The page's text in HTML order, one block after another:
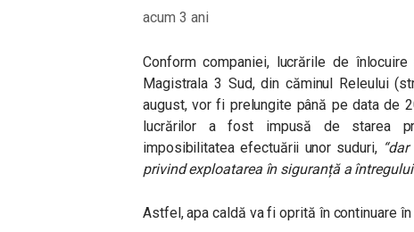
acum 3 ani
Conform companiei, lucrările de
Magistrala 3 Sud, din căminul Releului
august, vor fi prelungite până pe data de
lucrărilor a fost impusă de starea
imposibilitatea efectuării unor suduri,
privind exploatarea în siguranță a
Astfel, apa caldă va fi oprită în continuare